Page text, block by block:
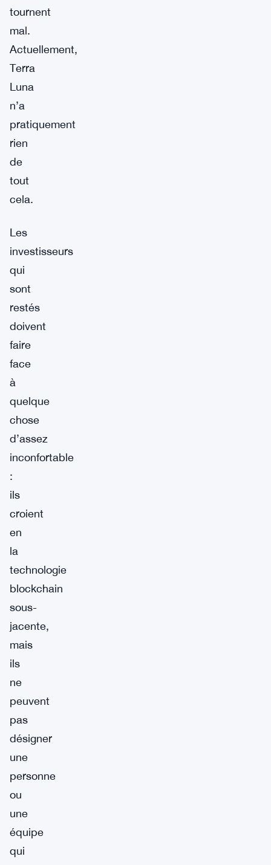
tournent
mal.
Actuellement,
Terra
Luna
n’a
pratiquement
rien
de
tout
cela.
Les
investisseurs
qui
sont
restés
doivent
faire
face
à
quelque
chose
d’assez
inconfortable
:
ils
croient
en
la
technologie
blockchain
sous-
jacente,
mais
ils
ne
peuvent
pas
désigner
une
personne
ou
une
équipe
qui